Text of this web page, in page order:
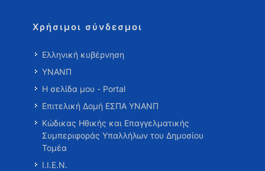
Χρήσιμοι σύνδεσμοι
Ελληνική κυβέρνηση
ΥΝΑΝΠ
Η σελίδα μου - Portal
Επιτελική Δομή ΕΣΠΑ ΥΝΑΝΠ
Κώδικας Ηθικής και Επαγγελματικής
Συμπεριφοράς Υπαλλήλων του Δημοσίου
Τομέα
Ι.Ι.Ε.Ν.